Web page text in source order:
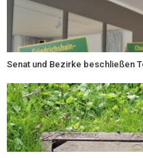
Senat und Bezirke beschließen